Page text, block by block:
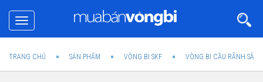
Toggle
navigation
TRANG CHỦ SẢN PHẨM VÒNG BI SKF VÒNG BI CẦU RÃNH SÂU